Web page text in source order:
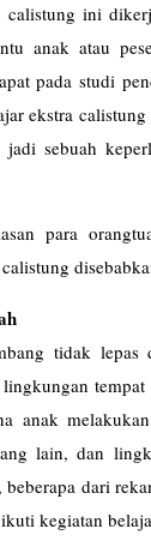
calistung ini
anak atau
pada studi
ekstra
sebuah
para
tidak lepas
tempat
anak
lain, dan
dari
kegiatan